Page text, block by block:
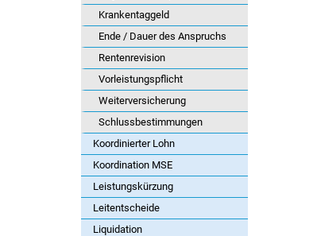
Krankentaggeld
Ende / Dauer des Anspruchs
Rentenrevision
Vorleistungspflicht
Weiterversicherung
Schlussbestimmungen
Koordinierter Lohn
Koordination MSE
Leistungskürzung
Leitentscheide
Liquidation